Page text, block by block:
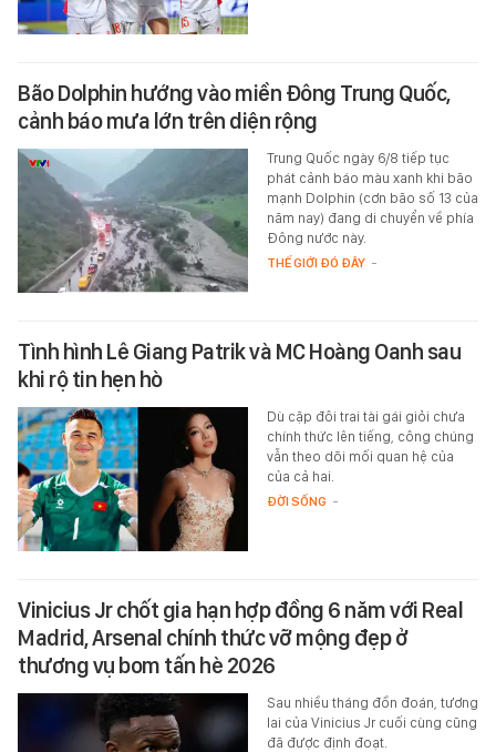
Bão Dolphin hướng vào miền Đông Trung Quốc,
cảnh báo mưa lớn trên diện rộng
Trung Quốc ngày 6/8 tiếp tục
phát cảnh báo màu xanh khi bão
mạnh Dolphin (cơn bão số 13 của
năm nay) đang di chuyển về phía
Đông nước này.
THẾ GIỚI ĐÓ ĐÂY -
Tình hình Lê Giang Patrik và MC Hoàng Oanh sau
khi rộ tin hẹn hò
Dù cặp đôi trai tài gái giỏi chưa
chính thức lên tiếng, công chúng
vẫn theo dõi mối quan hệ của
của cả hai.
ĐỜI SỐNG -
Vinicius Jr chốt gia hạn hợp đồng 6 năm với Real
Madrid, Arsenal chính thức vỡ mộng đẹp ở
thương vụ bom tấn hè 2026
Sau nhiều tháng đồn đoán, tương
lai của Vinicius Jr cuối cùng cũng
đã được định đoạt.